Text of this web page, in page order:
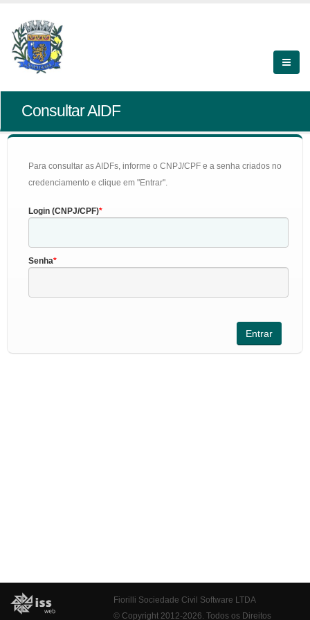
Consultar AIDF
Para consultar as AIDFs, informe o CNPJ/CPF e a senha criados no
credenciamento e clique em "Entrar".
Login (CNPJ/CPF)
Senha
Fiorilli Sociedade Civil Software LTDA
© Copyright 2012-2026. Todos os Direitos